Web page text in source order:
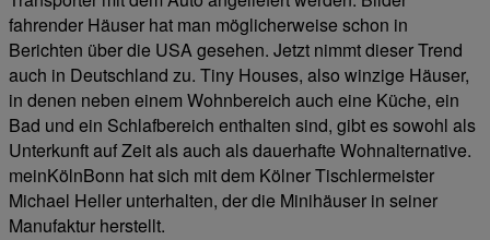
fahrender Häuser hat man möglicherweise schon in
Berichten über die USA gesehen. Jetzt nimmt dieser Trend
auch in Deutschland zu. Tiny Houses, also winzige Häuser,
in denen neben einem Wohnbereich auch eine Küche, ein
Bad und ein Schlafbereich enthalten sind, gibt es sowohl als
Unterkunft auf Zeit als auch als dauerhafte Wohnalternative.
meinKölnBonn hat sich mit dem Kölner Tischlermeister
Michael Heller unterhalten, der die Minihäuser in seiner
Manufaktur herstellt.